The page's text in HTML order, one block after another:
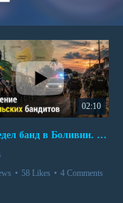
02:10
Беспредел банд в Боливии. Расправы над наркоторговцами
• 58 Likes • 4 Comments